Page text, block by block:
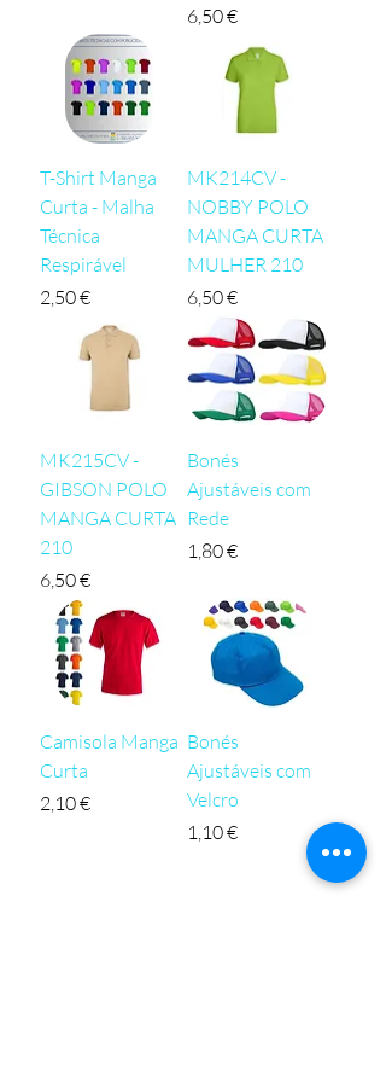
Preço
6,50 €
T-Shirt Manga
Curta - Malha
Técnica
Respirável
Preço
2,50 €
MK214CV -
NOBBY POLO
MANGA CURTA
MULHER 210
Preço
6,50 €
MK215CV -
GIBSON POLO
MANGA CURTA
210
Preço
6,50 €
Bonés
Ajustáveis com
Rede
Preço
1,80 €
Camisola Manga
Curta
Preço
2,10 €
Bonés
Ajustáveis com
Velcro
Preço
1,10 €